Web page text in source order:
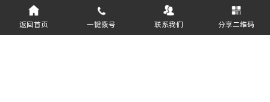
返回首页 一键拨号 联系我们 分享二维码